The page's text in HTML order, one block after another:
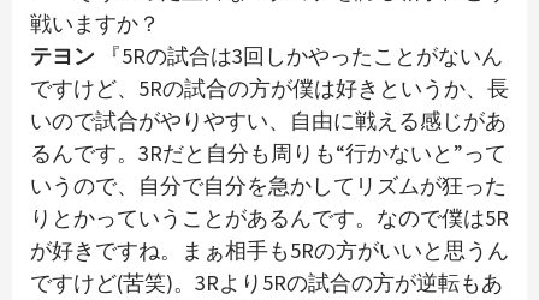
戦いますか？
テヨン 『5Rの試合は3回しかやったことがないん
ですけど、5Rの試合の方が僕は好きというか、長
いので試合がやりやすい、自由に戦える感じがあ
るんです。3Rだと自分も周りも“行かないと”って
いうので、自分で自分を急かしてリズムが狂った
りとかっていうことがあるんです。なので僕は5R
が好きですね。まぁ相手も5Rの方がいいと思うん
ですけど(苦笑)。3Rより5Rの試合の方が逆転もあ